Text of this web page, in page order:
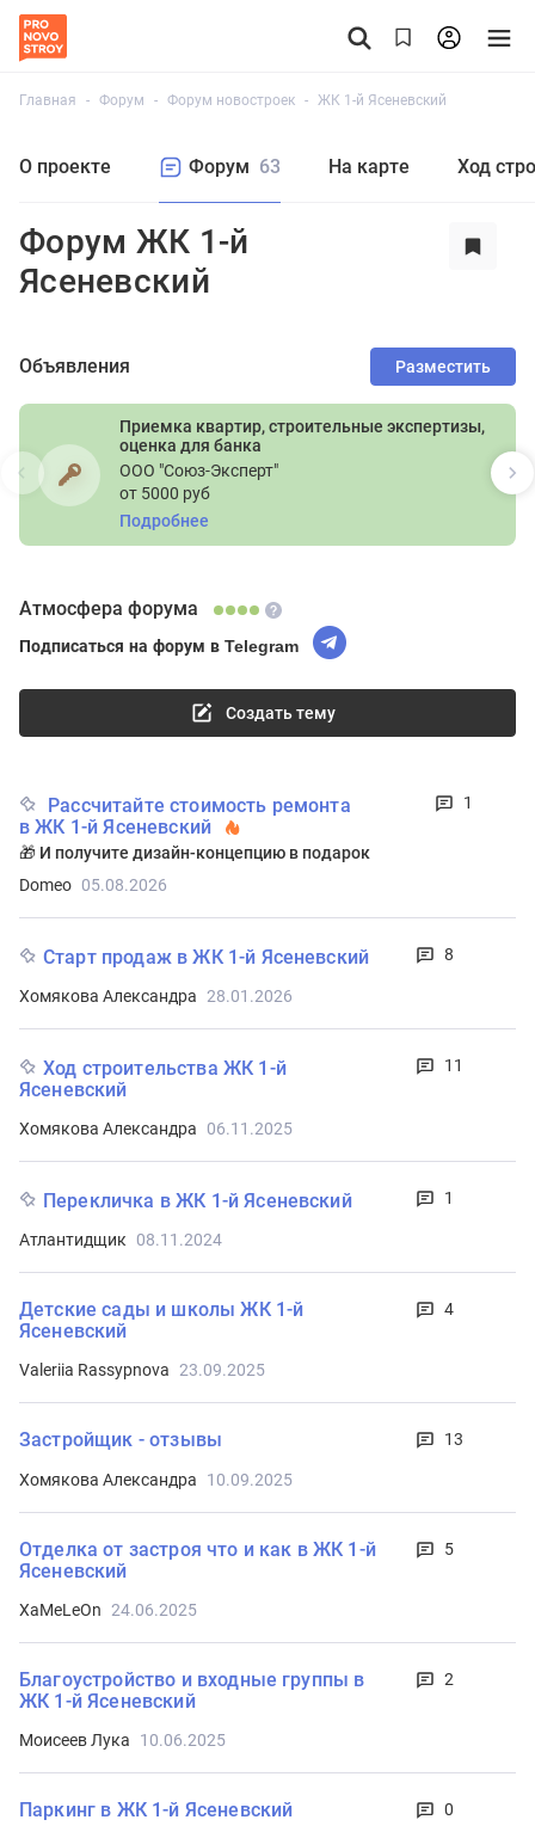
Главная Форум Форум новостроек ЖК 1-й Ясеневский
О проекте Форум 63 На карте Ход
Форум ЖК 1-й
Ясеневский
Объявления Разместить
Приемка квартир, строительные экспертизы,
оценка для банка
ООО "Союз-Эксперт"
от 5000 руб
Подробнее
Атмосфера форума
Подписаться на форум в Telegram
Создать тему
Рассчитайте стоимость ремонта
в ЖК 1-й Ясеневский
🎁 И получите дизайн-концепцию в подарок
1
Domeo 05.08.2026
Старт продаж в ЖК 1-й Ясеневский 8
Хомякова Александра 28.01.2026
Ход строительства ЖК 1-й
Ясеневский
11
Хомякова Александра 06.11.2025
Перекличка в ЖК 1-й Ясеневский 1
Атлантидщик 08.11.2024
Детские сады и школы ЖК 1-й
Ясеневский
4
Valeriia Rassypnova 23.09.2025
Застройщик - отзывы 13
Хомякова Александра 10.09.2025
Отделка от застроя что и как в ЖК 1-й
Ясеневский
5
XaMeLeOn 24.06.2025
Благоустройство и входные группы в
ЖК 1-й Ясеневский
2
Моисеев Лука 10.06.2025
Паркинг в ЖК 1-й Ясеневский 0